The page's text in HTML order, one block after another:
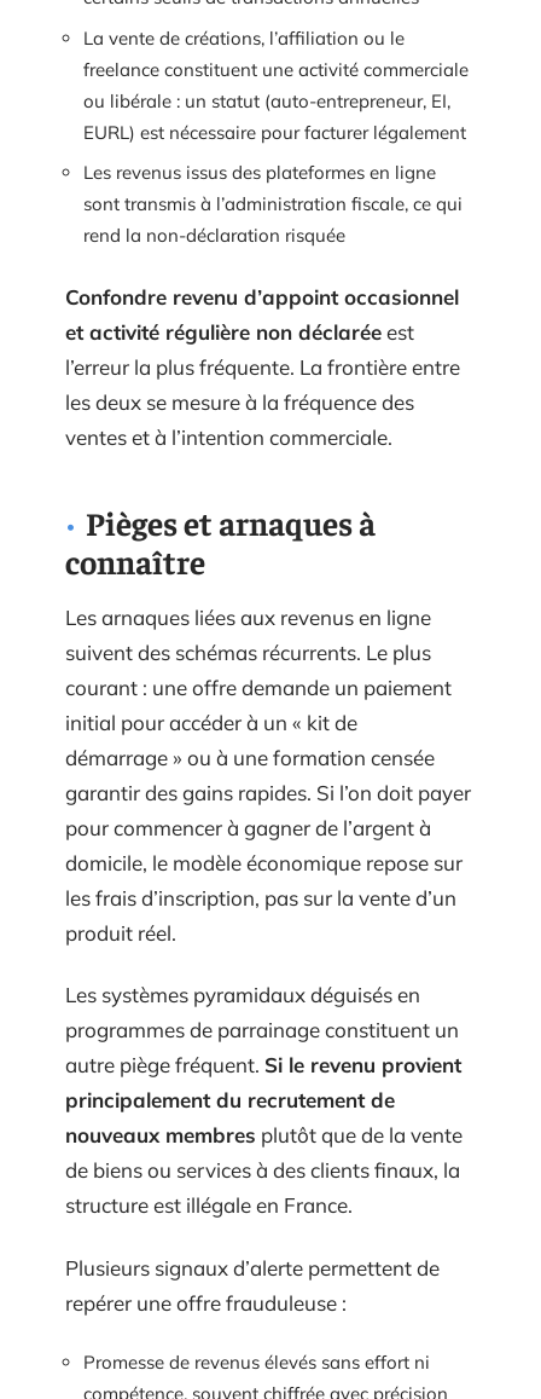
La vente de créations, l’affiliation ou le
freelance constituent une activité commerciale
ou libérale : un statut (auto-entrepreneur, EI,
EURL) est nécessaire pour facturer légalement
Les revenus issus des plateformes en ligne
sont transmis à l’administration fiscale, ce qui
rend la non-déclaration risquée
Confondre revenu d’appoint occasionnel
et activité régulière non déclaréeest
l’erreur la plus fréquente. La frontière entre
les deux se mesure à la fréquence des
ventes et à l’intention commerciale.
Pièges et arnaques à
connaître
Les arnaques liées aux revenus en ligne
suivent des schémas récurrents. Le plus
courant : une offre demande un paiement
initial pour accéder à un « kit de
démarrage » ou à une formation censée
garantir des gains rapides. Si l’on doit payer
pour commencer à gagner de l’argent à
domicile, le modèle économique repose sur
les frais d’inscription, pas sur la vente d’un
produit réel.
Les systèmes pyramidaux déguisés en
programmes de parrainage constituent un
autre piège fréquent. Si le revenu provient
principalement du recrutement de
nouveaux membres plutôt que de la vente
de biens ou services à des clients finaux, la
structure est illégale en France.
Plusieurs signaux d’alerte permettent de
repérer une offre frauduleuse :
Promesse de revenus élevés sans effort ni
compétence, souvent chiffrée avec précision